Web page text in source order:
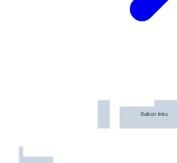
Balkon links